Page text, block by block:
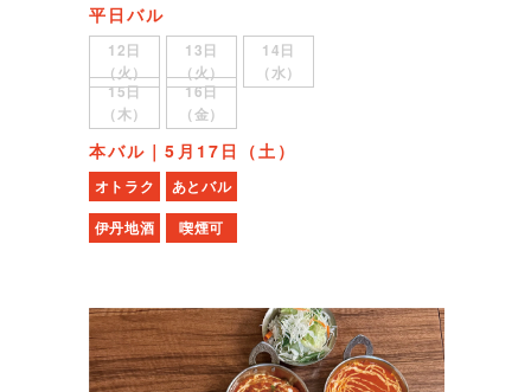
平日バル
12日
（火）
13日
（火）
14日
（水）
15日
（木）
16日
（金）
本バル｜5月17日（土）
オトラク
あとバル
伊丹地酒
喫煙可